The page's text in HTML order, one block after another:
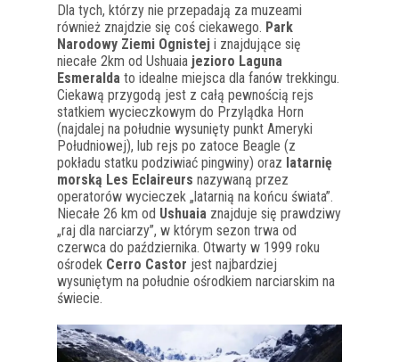
Dla tych, którzy nie przepadają za muzeami
również znajdzie się coś ciekawego. Park
Narodowy Ziemi Ognistej i znajdujące się
niecałe 2km od Ushuaia jezioro Laguna
Esmeralda to idealne miejsca dla fanów trekkingu.
Ciekawą przygodą jest z całą pewnością rejs
statkiem wycieczkowym do Przylądka Horn
(najdalej na południe wysunięty punkt Ameryki
Południowej), lub rejs po zatoce Beagle (z
pokładu statku podziwiać pingwiny) oraz latarnię
morską Les Eclaireurs nazywaną przez
operatorów wycieczek „latarnią na końcu świata”.
Niecałe 26 km od Ushuaia znajduje się prawdziwy
„raj dla narciarzy”, w którym sezon trwa od
czerwca do października. Otwarty w 1999 roku
ośrodek Cerro Castor jest najbardziej
wysuniętym na południe ośrodkiem narciarskim na
świecie.